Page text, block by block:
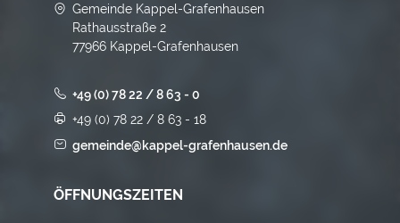
Gemeinde Kappel-Grafenhausen
Rathausstraße 2
77966 Kappel-Grafenhausen
+49 (0) 78 22 / 8 63 - 0
+49 (0) 78 22 / 8 63 - 18
gemeinde@kappel-grafenhausen.de
ÖFFNUNGSZEITEN